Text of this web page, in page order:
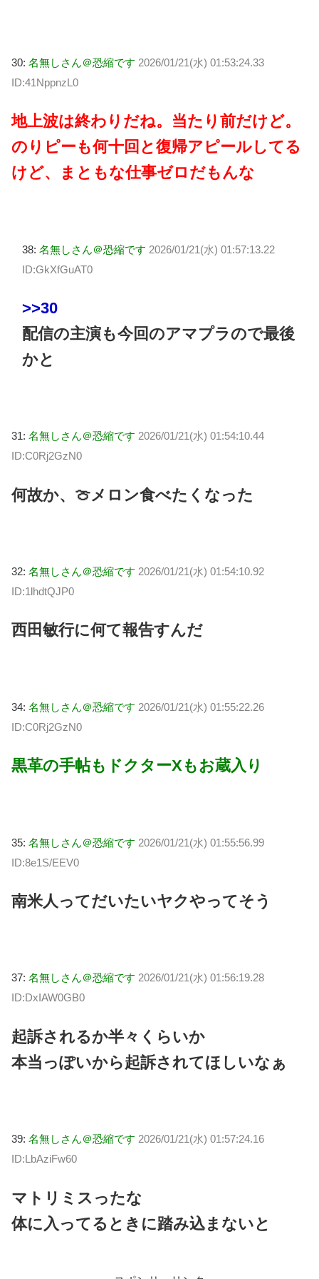
30: 名無しさん＠恐縮です 2026/01/21(水) 01:53:24.33
ID:41NppnzL0
地上波は終わりだね。当たり前だけど。
のりピーも何十回と復帰アピールしてる
けど、まともな仕事ゼロだもんな
38: 名無しさん＠恐縮です 2026/01/21(水) 01:57:13.22
ID:GkXfGuAT0
>>30
配信の主演も今回のアマプラので最後
かと
31: 名無しさん＠恐縮です 2026/01/21(水) 01:54:10.44
ID:C0Rj2GzN0
何故か、🍈メロン食べたくなった
32: 名無しさん＠恐縮です 2026/01/21(水) 01:54:10.92
ID:1lhdtQJP0
西田敏行に何て報告すんだ
34: 名無しさん＠恐縮です 2026/01/21(水) 01:55:22.26
ID:C0Rj2GzN0
黒革の手帖もドクターXもお蔵入り
35: 名無しさん＠恐縮です 2026/01/21(水) 01:55:56.99
ID:8e1S/EEV0
南米人ってだいたいヤクやってそう
37: 名無しさん＠恐縮です 2026/01/21(水) 01:56:19.28
ID:DxIAW0GB0
起訴されるか半々くらいか
本当っぽいから起訴されてほしいなぁ
39: 名無しさん＠恐縮です 2026/01/21(水) 01:57:24.16
ID:LbAziFw60
マトリミスったな
体に入ってるときに踏み込まないと